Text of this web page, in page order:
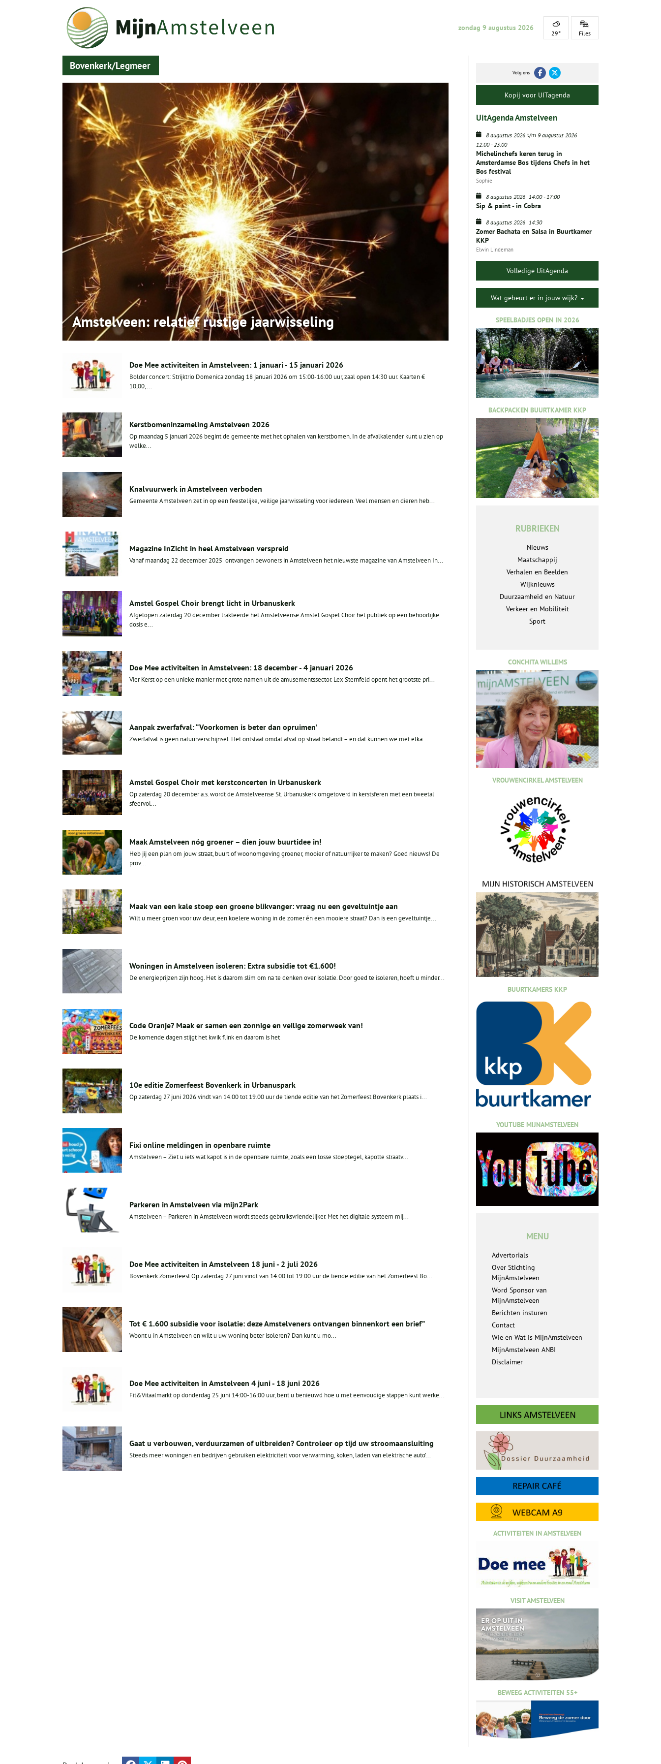
zondag 9 augustus 2026
29° Files
Bovenkerk/Legmeer
Amstelveen: relatief rustige jaarwisseling
Doe Mee activiteiten in Amstelveen: 1 januari - 15 januari 2026
Bolder concert: Strijktrio Domenica zondag 18 januari 2026 om 15:00-16:00 uur, zaal open 14:30 uur. Kaarten €
10,00,...
Kerstbomeninzameling Amstelveen 2026
Op maandag 5 januari 2026 begint de gemeente met het ophalen van kerstbomen. In de afvalkalender kunt u zien op
welke...
Knalvuurwerk in Amstelveen verboden
Gemeente Amstelveen zet in op een feestelijke, veilige jaarwisseling voor iedereen. Veel mensen en dieren heb...
Magazine InZicht in heel Amstelveen verspreid
Vanaf maandag 22 december 2025 ontvangen bewoners in Amstelveen het nieuwste magazine van Amstelveen In...
Amstel Gospel Choir brengt licht in Urbanuskerk
Afgelopen zaterdag 20 december trakteerde het Amstelveense Amstel Gospel Choir het publiek op een behoorlijke
dosis e...
Doe Mee activiteiten in Amstelveen: 18 december - 4 januari 2026
Vier Kerst op een unieke manier met grote namen uit de amusementssector. Lex Sternfeld opent het grootste pri...
Aanpak zwerfafval: “Voorkomen is beter dan opruimen’
Zwerfafval is geen natuurverschijnsel. Het ontstaat omdat afval op straat belandt – en dat kunnen we met elka...
Amstel Gospel Choir met kerstconcerten in Urbanuskerk
Op zaterdag 20 december a.s. wordt de Amstelveense St. Urbanuskerk omgetoverd in kerstsferen met een tweetal
sfeervol...
Maak Amstelveen nóg groener – dien jouw buurtidee in!
Heb jij een plan om jouw straat, buurt of woonomgeving groener, mooier of natuurrijker te maken? Goed nieuws! De
prov...
Maak van een kale stoep een groene blikvanger: vraag nu een geveltuintje aan
Wilt u meer groen voor uw deur, een koelere woning in de zomer én een mooiere straat? Dan is een geveltuintje...
Woningen in Amstelveen isoleren: Extra subsidie tot €1.600!
De energieprijzen zijn hoog. Het is daarom slim om na te denken over isolatie. Door goed te isoleren, hoeft u minder...
Code Oranje? Maak er samen een zonnige en veilige zomerweek van!
De komende dagen stijgt het kwik flink en daarom is het
10e editie Zomerfeest Bovenkerk in Urbanuspark
Op zaterdag 27 juni 2026 vindt van 14.00 tot 19.00 uur de tiende editie van het Zomerfeest Bovenkerk plaats i...
Fixi online meldingen in openbare ruimte
Amstelveen – Ziet u iets wat kapot is in de openbare ruimte, zoals een losse stoeptegel, kapotte straatv...
Parkeren in Amstelveen via mijn2Park
Amstelveen – Parkeren in Amstelveen wordt steeds gebruiksvriendelijker. Met het digitale systeem mij...
Doe Mee activiteiten in Amstelveen 18 juni - 2 juli 2026
Bovenkerk Zomerfeest Op zaterdag 27 juni vindt van 14.00 tot 19.00 uur de tiende editie van het Zomerfeest Bo...
Tot € 1.600 subsidie voor isolatie: deze Amstelveners ontvangen binnenkort een brief”
Woont u in Amstelveen en wilt u uw woning beter isoleren? Dan kunt u mo...
Doe Mee activiteiten in Amstelveen 4 juni - 18 juni 2026
Fit&Vitaalmarkt op donderdag 25 juni 14:00-16:00 uur, bent u benieuwd hoe u met eenvoudige stappen kunt werke...
Gaat u verbouwen, verduurzamen of uitbreiden? Controleer op tijd uw stroomaansluiting
Steeds meer woningen en bedrijven gebruiken elektriciteit voor verwarming, koken, laden van elektrische auto’...
Volg ons
Kopij voor UITagenda
UitAgenda Amstelveen
8 augustus 2026 t/m 9 augustus 2026
12:00-23:00
Michelinchefs keren terug in
Amsterdamse Bos tijdens Chefs in het
Bos festival
Sophie
8 augustus 2026 14:00-17:00
Sip & paint - in Cobra
8 augustus 2026 14:30
Zomer Bachata en Salsa in Buurtkamer
KKP
Elwin Lindeman
Volledige UitAgenda
Wat gebeurt er in jouw wijk?
SPEELBADJES OPEN IN 2026
BACKPACKEN BUURTKAMER KKP
RUBRIEKEN
Nieuws
Maatschappij
Verhalen en Beelden
Wijknieuws
Duurzaamheid en Natuur
Verkeer en Mobiliteit
Sport
CONCHITA WILLEMS
VROUWENCIRKEL AMSTELVEEN
BUURTKAMERS KKP
YOUTUBE MIJNAMSTELVEEN
MENU
Advertorials
Over Stichting
MijnAmstelveen
Word Sponsor van
MijnAmstelveen
Berichten insturen
Contact
Wie en Wat is MijnAmstelveen
MijnAmstelveen ANBI
Disclaimer
ACTIVITEITEN IN AMSTELVEEN
VISIT AMSTELVEEN
BEWEEG ACTIVITEITEN 55+